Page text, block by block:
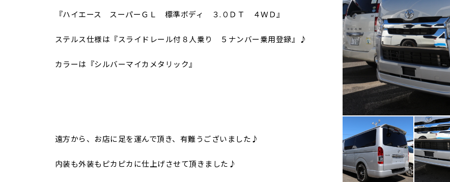
『ハイエース スーパーＧＬ 標準ボディ ３.０ＤＴ ４ＷＤ』
ステルス仕様は『スライドレール付８人乗り ５ナンバー乗用登録』♪
カラーは『シルバーマイカメタリック』
遠方から、お店に足を運んで頂き、有難うございました♪
内装も外装もピカピカに仕上げさせて頂きました♪